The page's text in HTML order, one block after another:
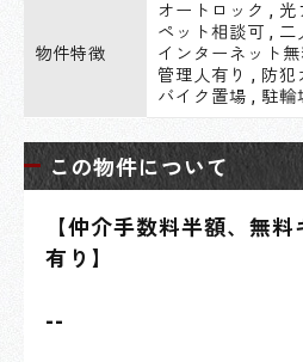
物件特徴
オートロック , 光
ペット相談可 , 二
インターネット無
管理人有り , 防犯
バイク置場 , 駐輪
この物件について
【仲介手数料半額、無
有り】
--